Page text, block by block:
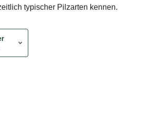
typischer Pilzarten kennen.